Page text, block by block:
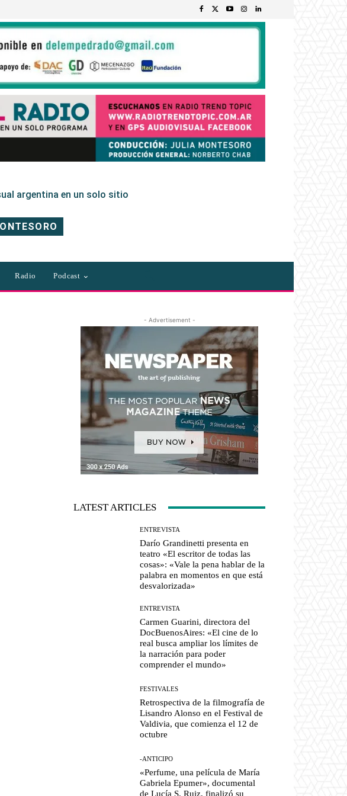
argentina en un solo sitio
Radio Podcast
- Advertisement -
LATEST ARTICLES
ENTREVISTA
Darío Grandinetti presenta en
teatro «El escritor de todas las
cosas»: «Vale la pena hablar de la
palabra en momentos en que está
desvalorizada»
ENTREVISTA
Carmen Guarini, directora del
DocBuenosAires: «El cine de lo
real busca ampliar los límites de
la narración para poder
comprender el mundo»
FESTIVALES
Retrospectiva de la filmografía de
Lisandro Alonso en el Festival de
Valdivia, que comienza el 12 de
octubre
-ANTICIPO
«Perfume, una película de María
Gabriela Epumer», documental
de Lucía S. Ruiz, finalizó su